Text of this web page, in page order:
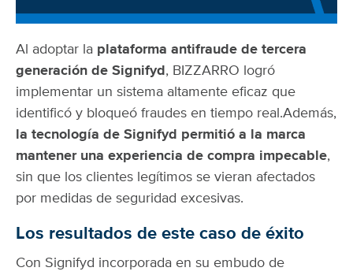
Al adoptar la plataforma antifraude de tercera
generación de Signifyd , BIZZARRO logró
implementar un sistema altamente eficaz que
identificó y bloqueó fraudes en tiempo real.Además,
la tecnología de Signifyd permitió a la marca
mantener una experiencia de compra impecable,
sin que los clientes legítimos se vieran afectados
por medidas de seguridad excesivas.
Los resultados de este caso de éxito
Con Signifyd incorporada en su embudo de